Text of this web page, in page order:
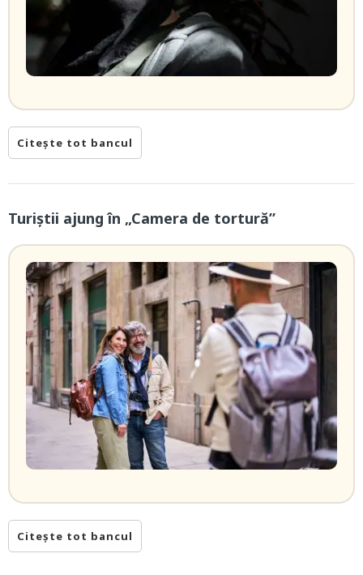
Citește tot bancul
Turiștii ajung în „Camera de tortură”
Citește tot bancul